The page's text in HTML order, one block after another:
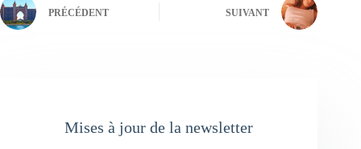
PRÉCÉDENT SUIVANT
Mises à jour de la newsletter